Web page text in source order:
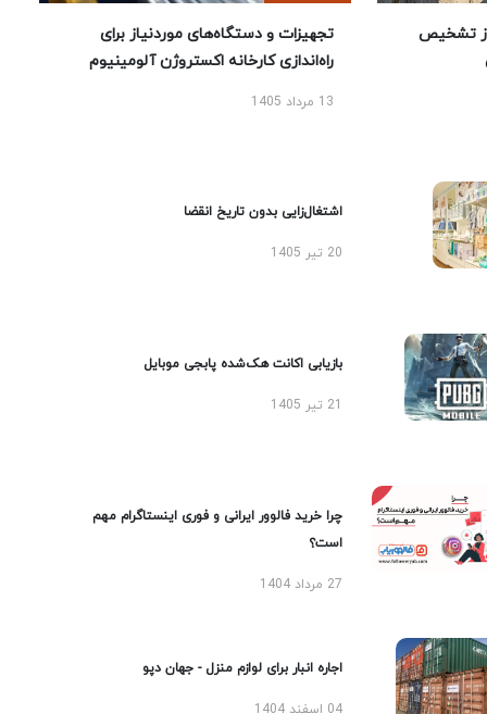
تشخیص
تجهیزات و دستگاه‌های موردنیاز برای
راه‌اندازی کارخانه اکستروژن آلومینیوم
13 مرداد 1405
اشتغال‌زایی بدون تاریخ انقضا
20 تیر 1405
بازیابی اکانت هک‌شده پابجی موبایل
چرا خرید فالوور ایرانی و فوری اینستاگرام مهم
است؟
27 مرداد 1404
اجاره انبار برای لوازم منزل - جهان دپو
04 اسفند 1404